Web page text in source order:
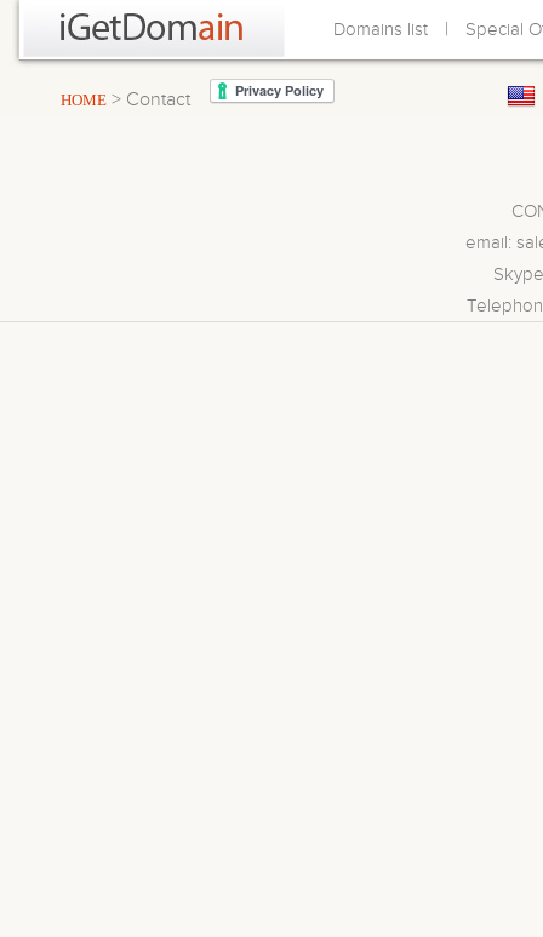
Domains list | Special
HOME > Contact
email: